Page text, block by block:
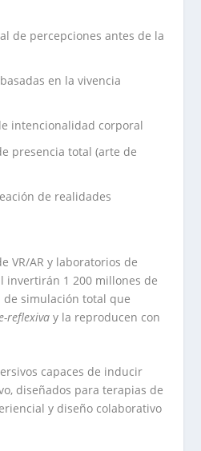
de percepciones antes de la
en la vivencia
intencionalidad corporal
presencia total (arte de
de realidades
VR/AR y laboratorios de
invertirán 1 200 millones de
simulación total que
reflexiva y la reproducen con
capaces de inducir
diseñados para terapias de
y diseño colaborativo